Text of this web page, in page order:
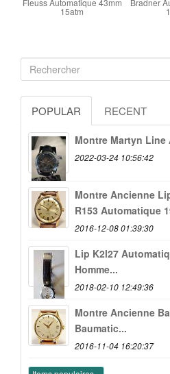
15atm
POPULAR RECENT
Montre Martyn
2022-03-24 10:56:42
Montre Ancienne
R153 Automatique
2016-12-08 01:39:30
Lip K2l27
Homme...
2018-02-10 12:49:36
Montre Ancienne
Baumatic...
2016-11-04 16:20:37